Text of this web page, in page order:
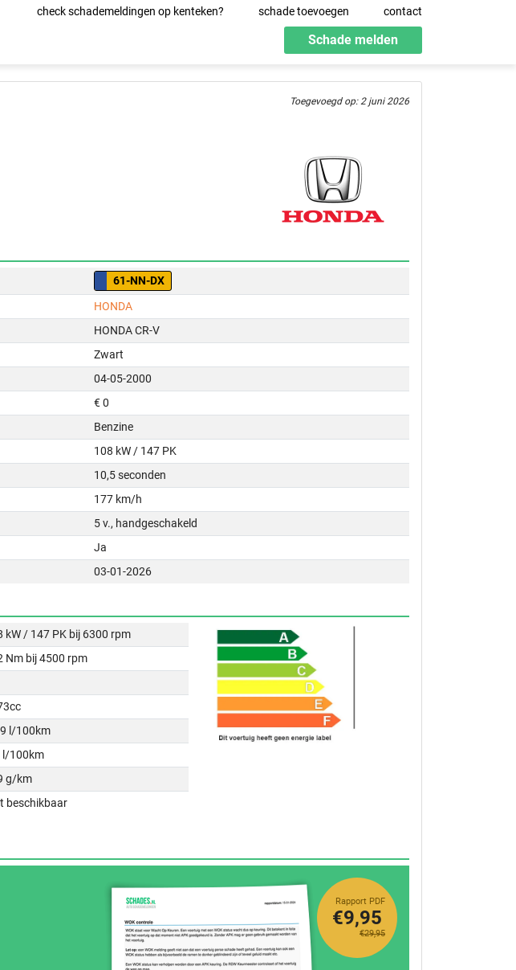
check schademeldingen op kenteken? schade toevoegen contact
Schade melden
Toegevoegd op: 2 juni 2026
61-NN-DX
HONDA
HONDA CR-V
Zwart
04-05-2000
€ 0
Benzine
108 kW / 147 PK
10,5 seconden
177 km/h
5 v., handgeschakeld
Ja
03-01-2026
kW / 147 PK bij 6300 rpm
Nm bij 4500 rpm
l/100km
l/100km
g/km
beschikbaar
Rapport PDF
€29,95
€9,95